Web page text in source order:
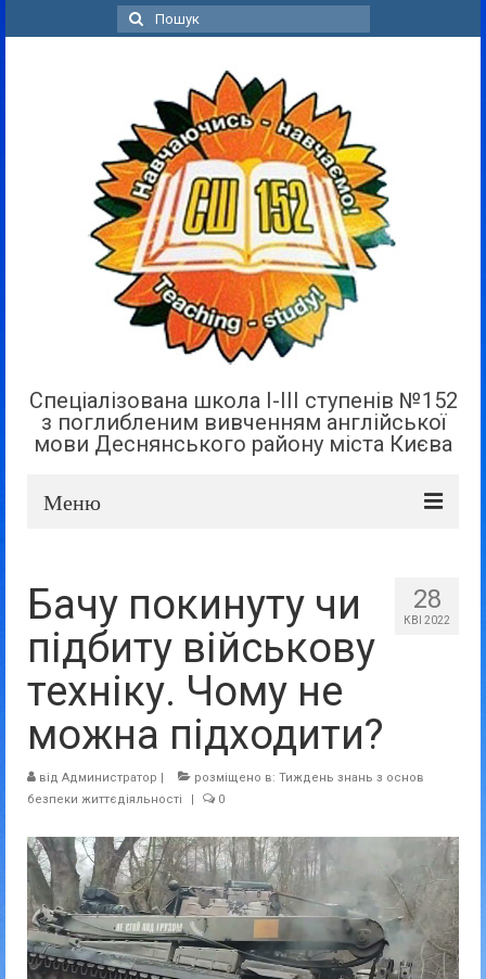
Пошук
для:
Спеціалізована школа І-ІІІ ступенів №152
з поглибленим вивченням англійської
мови Деснянського району міста Києва
Меню
Дошка оголошень
Батькам та учням
Прозорість та відкритість
28
КВІ 2022
Бачу покинуту чи
підбиту військову
техніку. Чому не
можна підходити?
від Администратор | розміщено в: Тиждень знань з основ
безпеки життєдіяльності
| 0